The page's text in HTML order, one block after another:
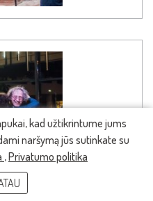
kad užtikrintume jums
naršymą jūs sutinkate su
,Privatumo politika